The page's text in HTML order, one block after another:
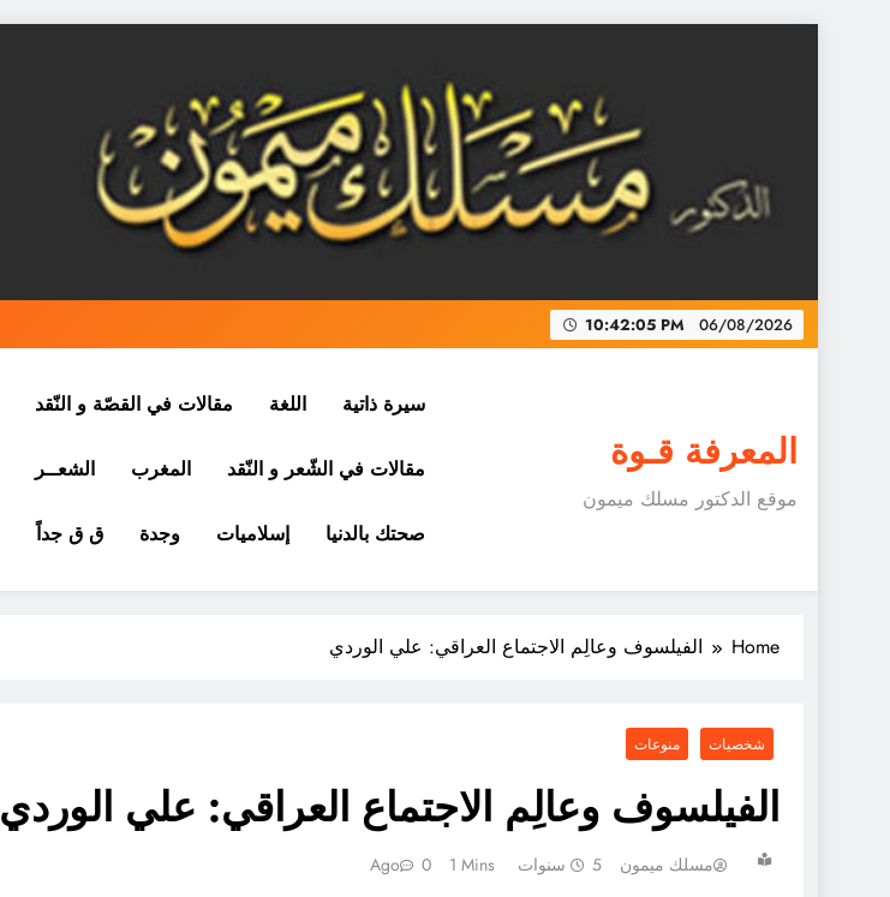
10:42:06 PM 06/08/2026
المعرفة قـوة
موقع الدكتور مسلك ميمون
سيرة ذاتية اللغة مقالات في القصّة و النّقد
مقالات في الشّعر و النّقد المغرب الشعــر
صحتك بالدنيا إسلاميات وجدة ق ق جداً
Home الفيلسوف وعالِم الاجتماع العراقي: علي الوردي
شخصيات منوعات
الفيلسوف وعالِم الاجتماع العراقي: علي الوردي
مسلك ميمون 5 سنوات Ago 0 1 Mins